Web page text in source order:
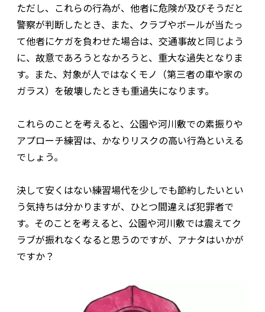
ただし、これらの行為が、他者に危険が及びそうだと
警察が判断したとき、また、クラブやボールが当たっ
て他者にケガを負わせた場合は、交通事故と同じよう
に、故意であろうとなかろうと、重大な過失となりま
す。また、対象が人ではなくモノ（第三者の車や家の
ガラス）を破壊したときも重過失になります。
これらのことを考えると、公園や河川敷での素振りや
アプローチ練習は、かなりリスクの高い行為といえる
でしょう。
決して安くはない練習場代を少しでも節約したいとい
う気持ちは分かりますが、ひとつ間違えば犯罪者で
す。そのことを考えると、公園や河川敷では震えてク
ラブが振れなくなると思うのですが、アナタはいかが
ですか？